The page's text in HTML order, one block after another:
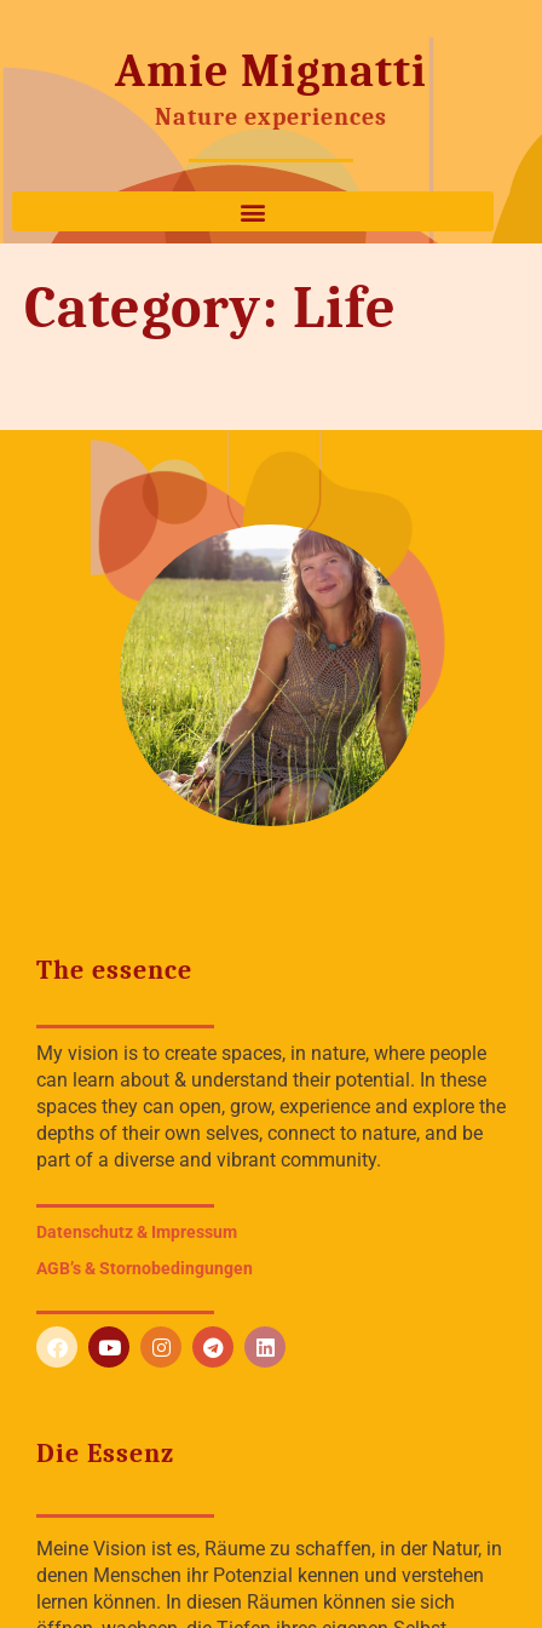
Amie Mignatti
Nature experiences
Category: Life
The essence
My vision is to create spaces, in nature, where people
can learn about & understand their potential. In these
spaces they can open, grow, experience and explore the
depths of their own selves, connect to nature, and be
part of a diverse and vibrant community.
Datenschutz & Impressum
AGB’s & Stornobedingungen
Die Essenz
Meine Vision ist es, Räume zu schaffen, in der Natur, in
denen Menschen ihr Potenzial kennen und verstehen
lernen können. In diesen Räumen können sie sich